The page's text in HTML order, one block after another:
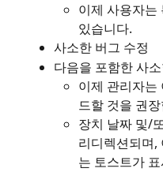
이제 사용자는
있습니다.
사소한 버그 수정
다음을 포함한 사
이제 관리자는
드할 것을 권
장치 날짜 및/
리디렉션되며,
는 토스트가